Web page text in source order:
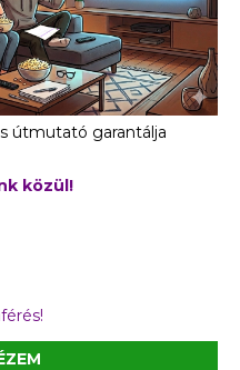
útmutató garantálja
közül!